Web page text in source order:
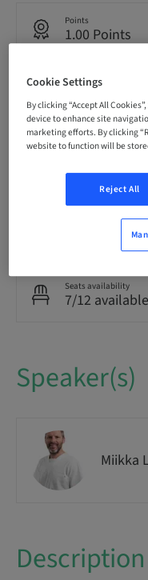
Points
1.00 Points
Delivery method
Theoretical
National
Seats availability
7/12 available
Speaker(s)
Miikka
Description
Cookie Settings
By clicking “Accept All
device to enhance site
marketing efforts. By clicking
website to function will be
Reject All